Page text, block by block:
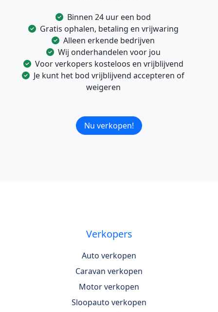
Binnen 24 uur een bod
Gratis ophalen, betaling en vrijwaring
Alleen erkende bedrijven
Wij onderhandelen voor jou
Voor verkopers kosteloos en vrijblijvend
Je kunt het bod vrijblijvend accepteren of
weigeren
Nu verkopen!
Verkopers
Auto verkopen
Caravan verkopen
Motor verkopen
Sloopauto verkopen